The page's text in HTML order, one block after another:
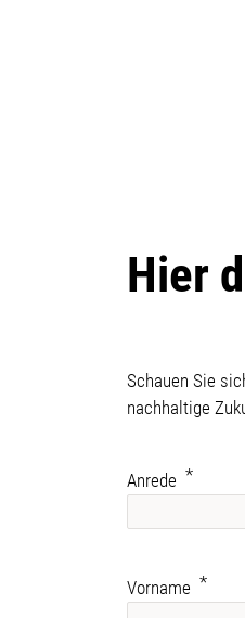
Hier
Schauen Sie
nachhaltige
Anrede
Vorname